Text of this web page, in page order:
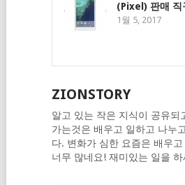
(Pixel) 판매 직
1월 5, 2017
ZIONSTORY
알고 있는 작은 지식이 공유되
가는것은 배우고 일하고 나누
다. 변화가 심한 요즘은 배우
너무 많네요! 재미있는 일을